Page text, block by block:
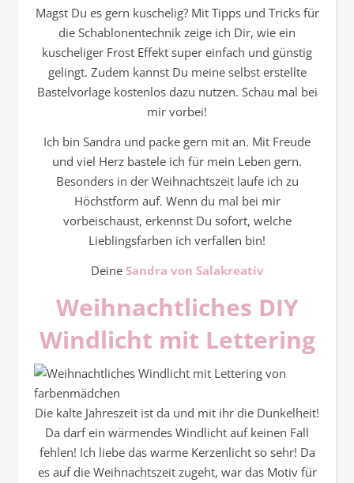
Magst Du es gern kuschelig? Mit Tipps und Tricks für
die Schablonentechnik zeige ich Dir, wie ein
kuscheliger Frost Effekt super einfach und günstig
gelingt. Zudem kannst Du meine selbst erstellte
Bastelvorlage kostenlos dazu nutzen. Schau mal bei
mir vorbei!
Ich bin Sandra und packe gern mit an. Mit Freude
und viel Herz bastele ich für mein Leben gern.
Besonders in der Weihnachtszeit laufe ich zu
Höchstform auf. Wenn du mal bei mir
vorbeischaust, erkennst Du sofort, welche
Lieblingsfarben ich verfallen bin!
Deine Sandra von Salakreativ
Weihnachtliches DIY
Windlicht mit Lettering
Die kalte Jahreszeit ist da und mit ihr die Dunkelheit!
Da darf ein wärmendes Windlicht auf keinen Fall
fehlen! Ich liebe das warme Kerzenlicht so sehr! Da
es auf die Weihnachtszeit zugeht, war das Motiv für